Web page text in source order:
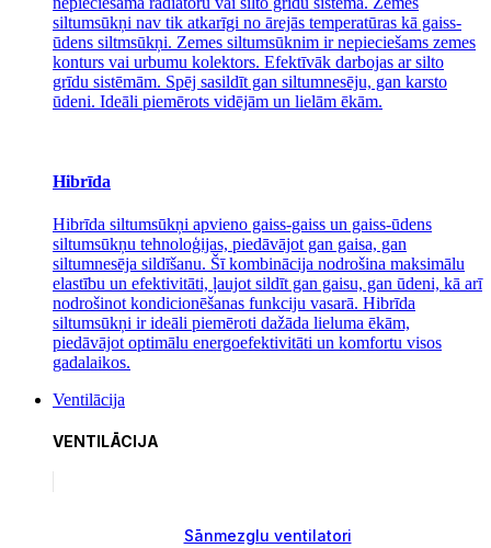
siltumsūkņi nav tik atkarīgi no ārejās temperatūras kā gaiss-
ūdens siltmsūkņi. Zemes siltumsūknim ir nepieciešams zemes
konturs vai urbumu kolektors. Efektīvāk darbojas ar silto
grīdu sistēmām. Spēj sasildīt gan siltumnesēju, gan karsto
ūdeni. Ideāli piemērots vidējām un lielām ēkām.
Hibrīda
Hibrīda siltumsūkņi apvieno gaiss-gaiss un gaiss-ūdens
siltumsūkņu tehnoloģijas, piedāvājot gan gaisa, gan
siltumnesēja sildīšanu. Šī kombinācija nodrošina maksimālu
elastību un efektivitāti, ļaujot sildīt gan gaisu, gan ūdeni, kā arī
nodrošinot kondicionēšanas funkciju vasarā. Hibrīda
siltumsūkņi ir ideāli piemēroti dažāda lieluma ēkām,
piedāvājot optimālu energoefektivitāti un komfortu visos
gadalaikos.
Ventilācija
VENTILĀCIJA
Sānmezglu ventilatori